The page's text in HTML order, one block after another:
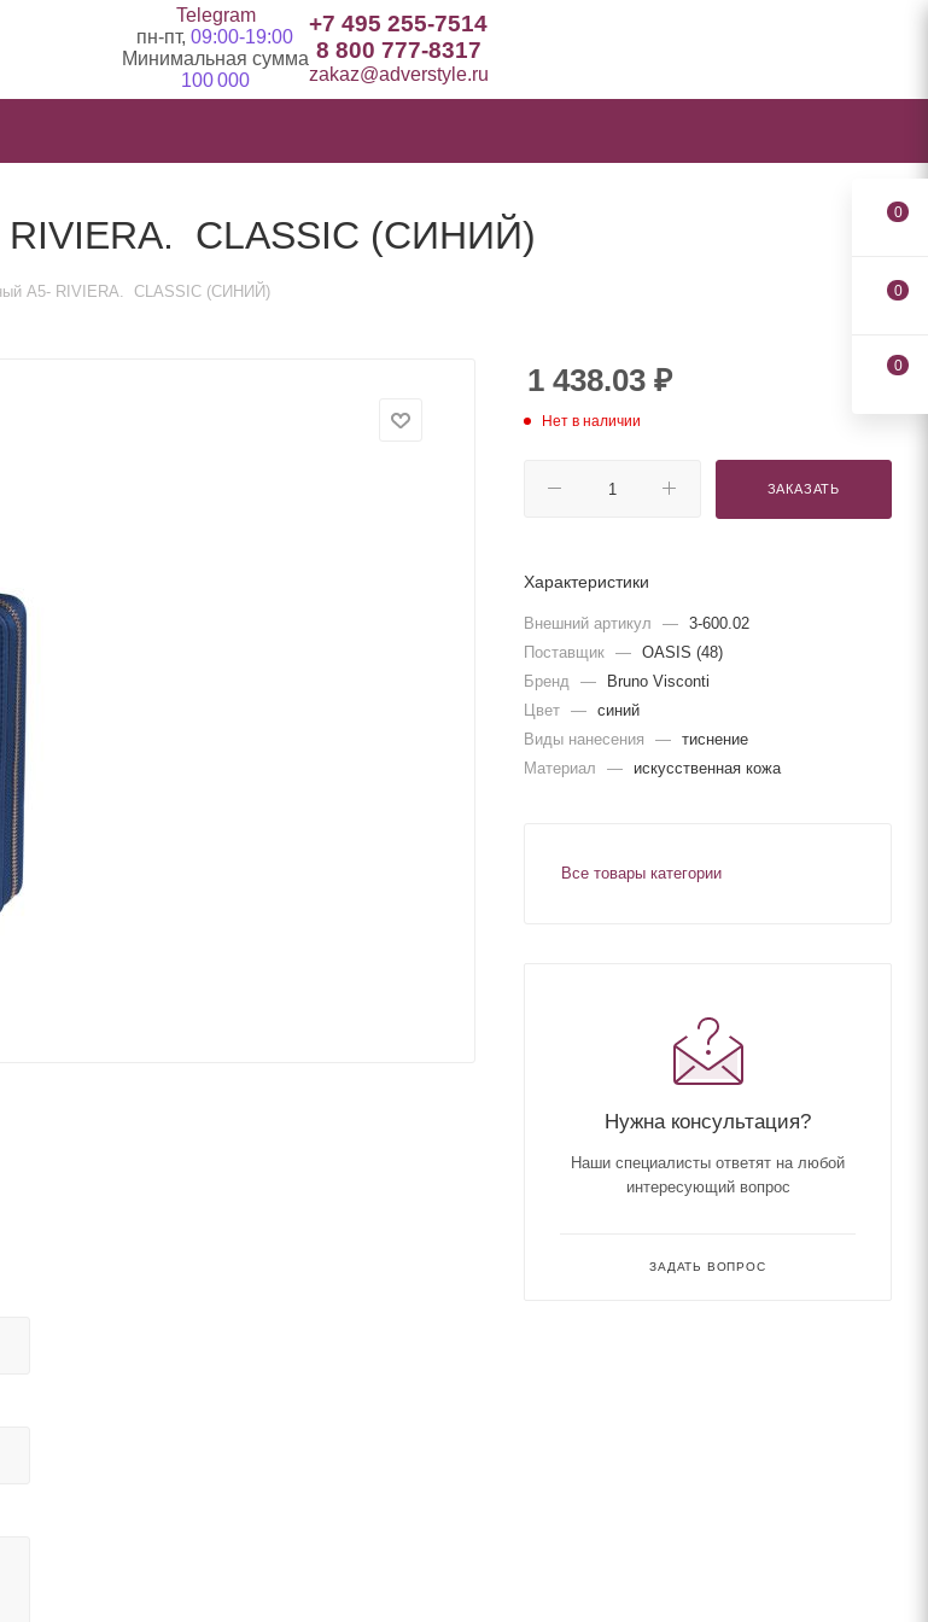
Telegram
пн-пт, 09:00-19:00
Минимальная сумма
100 000
+7 495 255-7514
8 800 777-8317
zakaz@adverstyle.ru
CLASSIC (СИНИЙ)
А5- RIVIERA. CLASSIC (СИНИЙ)
1 438.03 ₽
Нет в наличии
ЗАКАЗАТЬ
Характеристики
Внешний артикул — 3-600.02
Поставщик — OASIS (48)
Бренд
—
Bruno Visconti
Цвет — синий
Виды нанесения
— тиснение
Материал
— искусственная кожа
Все товары категории
Нужна консультация?
Наши специалисты ответят на любой
интересующий вопрос
ЗАДАТЬ ВОПРОС
0
0
0